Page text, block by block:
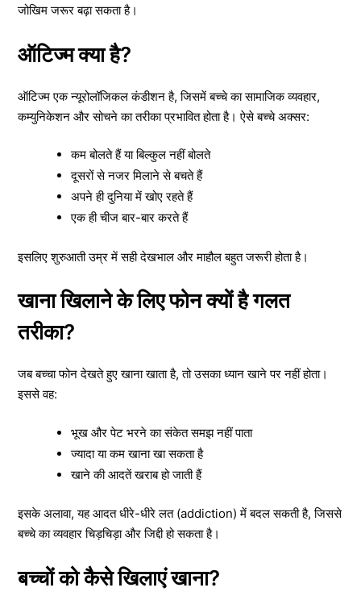
जोखिम जरूर बढ़ा सकता है।
ऑटिज्म क्या है?
ऑटिज्म एक न्यूरोलॉजिकल कंडीशन है, जिसमें बच्चे का सामाजिक व्यवहार,
कम्युनिकेशन और सोचने का तरीका प्रभावित होता है। ऐसे बच्चे अक्सर:
कम बोलते हैं या बिल्कुल नहीं बोलते
दूसरों से नजर मिलाने से बचते हैं
अपने ही दुनिया में खोए रहते हैं
एक ही चीज बार-बार करते हैं
इसलिए शुरुआती उम्र में सही देखभाल और माहौल बहुत जरूरी होता है।
खाना खिलाने के लिए फोन क्यों है गलत
तरीका?
जब बच्चा फोन देखते हुए खाना खाता है, तो उसका ध्यान खाने पर नहीं होता।
इससे वह:
भूख और पेट भरने का संकेत समझ नहीं पाता
ज्यादा या कम खाना खा सकता है
खाने की आदतें खराब हो जाती हैं
इसके अलावा, यह आदत धीरे-धीरे लत (addiction) में बदल सकती है, जिससे
बच्चे का व्यवहार चिड़चिड़ा और जिद्दी हो सकता है।
बच्चों को कैसे खिलाएं खाना?